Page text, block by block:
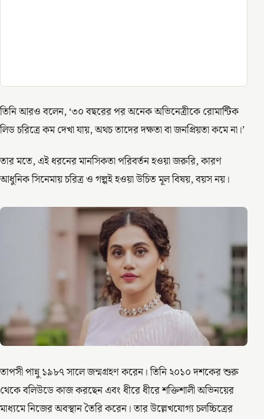
তিনি আরও বলেন, ‘৩০ বছরের পর অনেক অভিনেত্রীকে রোমান্টিক
লিড চরিত্রে কম দেখা যায়, অথচ তাদের দক্ষতা বা জনপ্রিয়তা কমে না।’
তার মতে, এই ধরনের মানসিকতা পরিবর্তন হওয়া জরুরি, কারণ
আধুনিক সিনেমায় চরিত্র ও গল্পই হওয়া উচিত মূল বিষয়, বয়স নয়।
তাপসী পান্নু ১৯৮৭ সালে জন্মগ্রহণ করেন। তিনি ২০১০ দশকের শুরু
থেকে বলিউডে কাজ করছেন এবং ধীরে ধীরে শক্তিশালী অভিনয়ের
মাধ্যমে নিজের অবস্থান তৈরি করেন। তার উল্লেখযোগ্য চলচ্চিত্রের